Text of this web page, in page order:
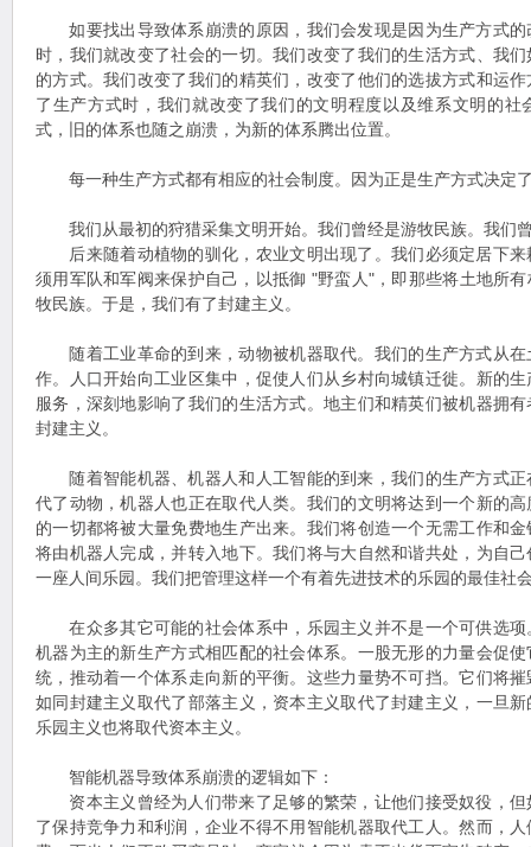
如要找出导致体系崩溃的原因，我们会发现是因为生产方式的
时，我们就改变了社会的一切。我们改变了我们的生活方式、我
的方式。我们改变了我们的精英们，改变了他们的选拔方式和运
了生产方式时，我们就改变了我们的文明程度以及维系文明的社
式，旧的体系也随之崩溃，为新的体系腾出位置。
每一种生产方式都有相应的社会制度。因为正是生产方式决定
我们从最初的狩猎采集文明开始。我们曾经是游牧民族。我们
后来随着动植物的驯化，农业文明出现了。我们必须定居下来
须用军队和军阀来保护自己，以抵御 "野蛮人"，即那些将土地所
牧民族。于是，我们有了封建主义。
随着工业革命的到来，动物被机器取代。我们的生产方式从在
作。人口开始向工业区集中，促使人们从乡村向城镇迁徙。新的
服务，深刻地影响了我们的生活方式。地主们和精英们被机器拥
封建主义。
随着智能机器、机器人和人工智能的到来，我们的生产方式正
代了动物，机器人也正在取代人类。我们的文明将达到一个新的
的一切都将被大量免费地生产出来。我们将创造一个无需工作和
将由机器人完成，并转入地下。我们将与大自然和谐共处，为自
一座人间乐园。我们把管理这样一个有着先进技术的乐园的最佳社
在众多其它可能的社会体系中，乐园主义并不是一个可供选项
机器为主的新生产方式相匹配的社会体系。一股无形的力量会促
统，推动着一个体系走向新的平衡。这些力量势不可挡。它们将
如同封建主义取代了部落主义，资本主义取代了封建主义，一旦
乐园主义也将取代资本主义。
智能机器导致体系崩溃的逻辑如下：
资本主义曾经为人们带来了足够的繁荣，让他们接受奴役，但
了保持竞争力和利润，企业不得不用智能机器取代工人。然而，